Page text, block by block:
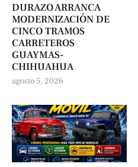
DURAZO ARRANCA
MODERNIZACIÓN DE
CINCO TRAMOS
CARRETEROS
GUAYMAS-
CHIHUAHUA
agosto 5, 2026